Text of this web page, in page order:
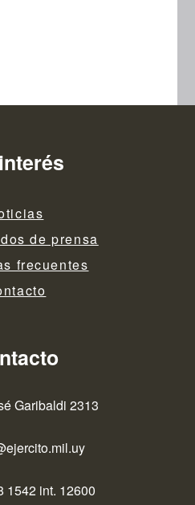
de prensa
frecuentes
Garibaldi 2313
1542 int. 12600